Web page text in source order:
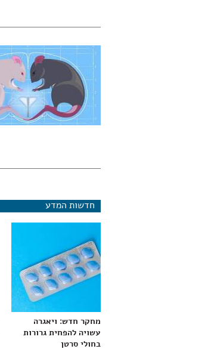
חדשות המדע
מחקר חדש: ויאגרה
עשויה להפחית גרורות
בחולי סרטן